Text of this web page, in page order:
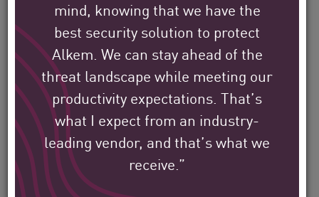
mind, knowing that we have the
best security solution to protect
Alkem. We can stay ahead of the
threat landscape while meeting our
productivity expectations. That’s
what I expect from an industry-
leading vendor, and that’s what we
receive.”
당사의 임무는 전 세계 최대 규모의 기업,
정부 및 서비스 제공업체 조직을 보호하는
것입니다.
Filter
by
Solutions
Filter
by
Industry